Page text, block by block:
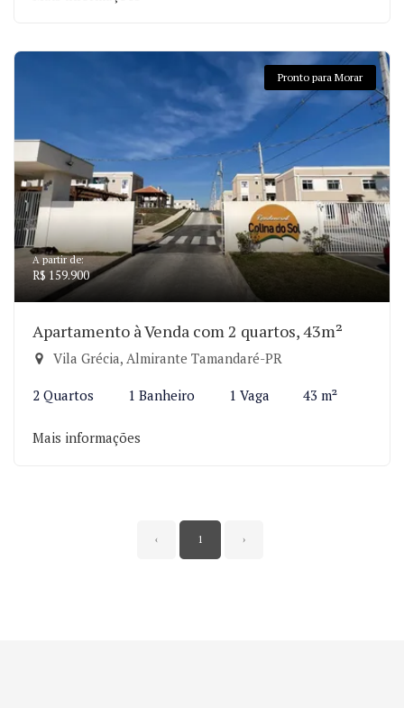
Pronto para Morar
A partir de:
R$ 159.900
Apartamento à Venda com 2 quartos, 43m²
Vila Grécia, Almirante Tamandaré-PR
2 Quartos 1 Banheiro 1 Vaga 43 m²
Mais informações
‹ 1 ›